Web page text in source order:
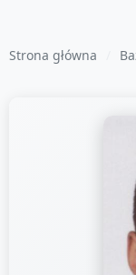
Strona główna